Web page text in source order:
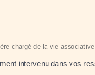
chargé de la vie associative
intervenu dans vos